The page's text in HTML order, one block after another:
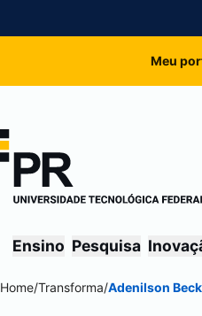
Meu
Ensino Pesquisa
Home/Transforma/Adenilson